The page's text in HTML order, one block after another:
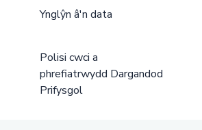
Ynglŷn â'n data
Polisi cwci a
phrefiatrwydd Dargandod
Prifysgol